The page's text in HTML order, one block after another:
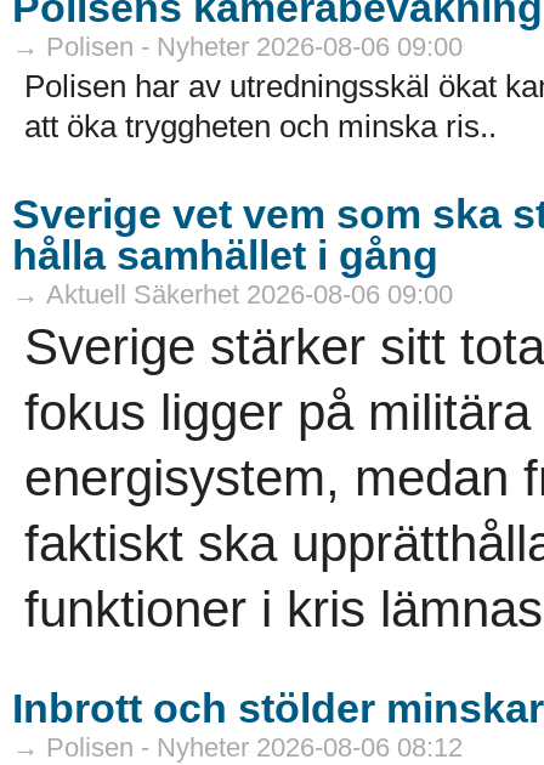
→ Polisen - Nyheter 2026-08-06 09:00
Polisen har av utredningsskäl ökat
att öka tryggheten och minska ris..
Sverige vet vem som ska
hålla samhället i gång
→ Aktuell Säkerhet 2026-08-06 09:00
Sverige stärker sitt
fokus ligger på
energisystem, medan
faktiskt ska
funktioner i kris
Inbrott och stölder
→ Polisen - Nyheter 2026-08-06 08:12